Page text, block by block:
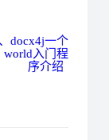
docx4j一个
world入门程
序介绍